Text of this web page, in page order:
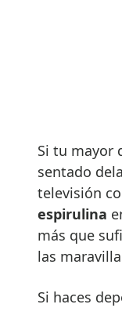
Si tu mayor
sentado
televisión
espirulina
más que
las
Si haces